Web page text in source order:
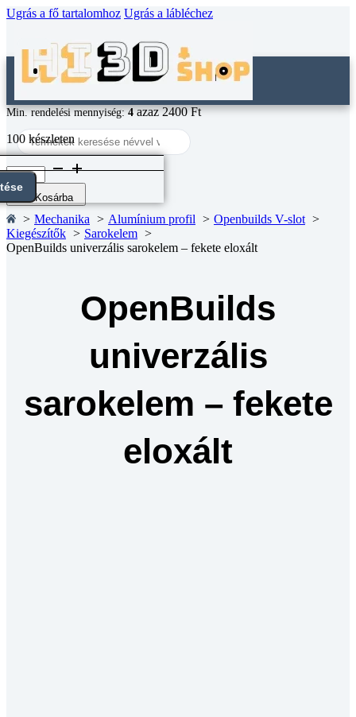
Ugrás a fő tartalomhoz Ugrás a lábléchez
Search
...
Min. rendelési mennyiség:4azaz 2400 Ft
100 készleten
OpenBuilds
univerzális
sarokelem
-
fekete
eloxált
mennyiség
Kosárba
Mechanika Alumínium profil
Openbuilds V-slot
Kiegészítők
Sarokelem
OpenBuilds univerzális sarokelem – fekete eloxált
OpenBuilds
univerzális
sarokelem – fekete
eloxált